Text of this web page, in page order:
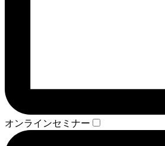
オンラインセミナー